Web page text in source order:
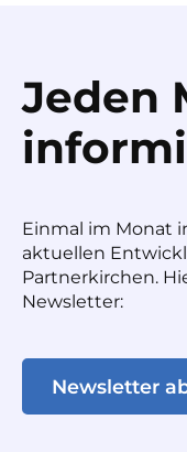
Jeden
Einmal im Monat
aktuellen
Partnerkirchen.
Newsletter:
Newsletter